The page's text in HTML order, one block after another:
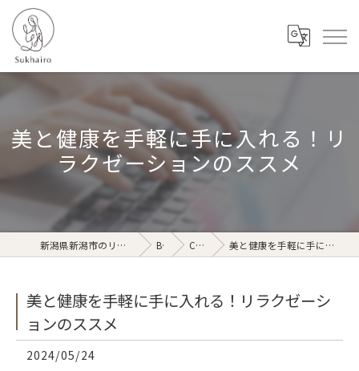
美と健康を手軽に手に入れる！リ
ラクゼーションのススメ
新潟県新潟市のリラクゼーションならSukhairo Blog Column 美と健康を手軽に手に入れる！リラクゼーションのススメ
美と健康を手軽に手に入れる！リラクゼーシ
ョンのススメ
2024/05/24